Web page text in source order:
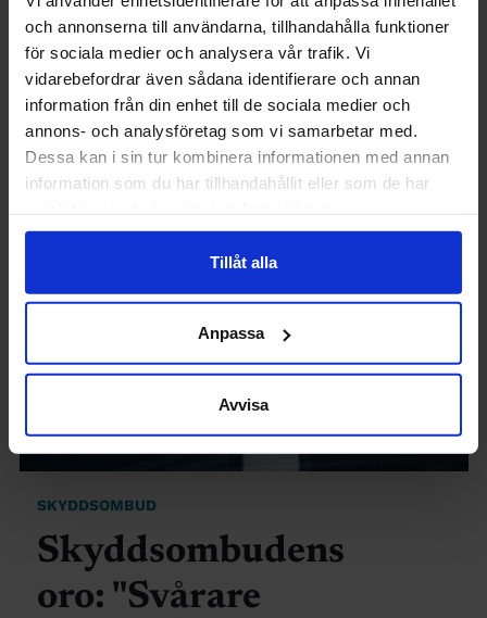
och annonserna till användarna, tillhandahålla funktioner
för sociala medier och analysera vår trafik. Vi
vidarebefordrar även sådana identifierare och annan
information från din enhet till de sociala medier och
annons- och analysföretag som vi samarbetar med.
Dessa kan i sin tur kombinera informationen med annan
information som du har tillhandahållit eller som de har
Tillåt alla
Anpassa
Avvisa
intressen. En motion till
Ingenjörsfullmäktige
efterlyser nu ett tydligare
stöd från facket.
SKYDDSOMBUD
Skyddsombudens
oro: "Svårare